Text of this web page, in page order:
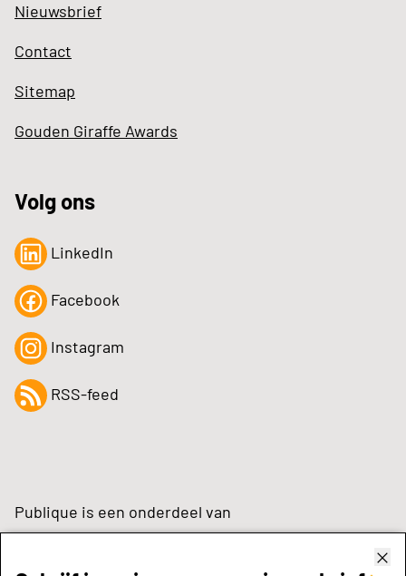
Nieuwsbrief
Contact
Sitemap
Gouden Giraffe Awards
Volg ons
LinkedIn
Facebook
Instagram
RSS-feed
Publique is een onderdeel van